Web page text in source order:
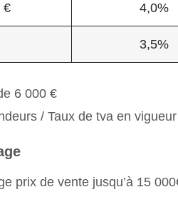
€ 4,0%
3,5%
6 000 €
/ Taux de tva en
prix de vente jusqu’à 15